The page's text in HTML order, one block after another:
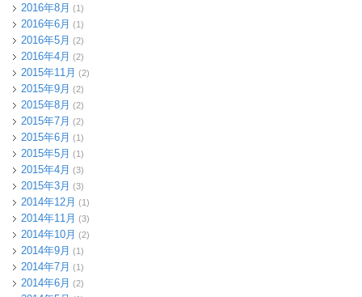
2016年8月 (1)
2016年6月 (1)
2016年5月 (2)
2016年4月 (2)
2015年11月 (2)
2015年9月 (2)
2015年8月 (2)
2015年7月 (2)
2015年6月 (1)
2015年5月 (1)
2015年4月 (3)
2015年3月 (3)
2014年12月 (1)
2014年11月 (3)
2014年10月 (2)
2014年9月 (1)
2014年7月 (1)
2014年6月 (2)